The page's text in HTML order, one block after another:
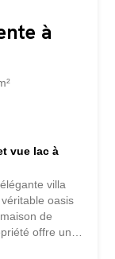
à
vue lac à
villa
oasis
de
offre une